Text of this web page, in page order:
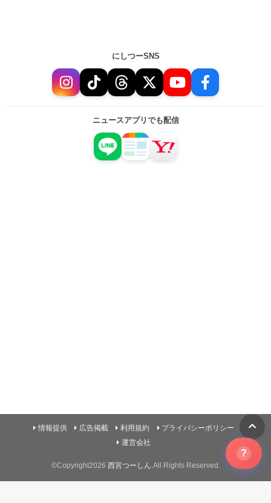
にしつーSNS
ニュースアプリでも配信
情報提供 広告掲載 利用規約
プライバシーポリシー
運営会社
©Copyright2026 西宮つーしん .All Rights Reserved.
?